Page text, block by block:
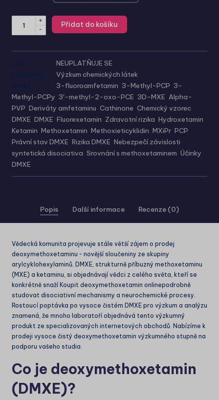
-
+
Přidat do košíku
SKU:
NEUPLATŇUJE SE
Kategorie:
Výzkum chemických látek
Štítky:
3-fluoroamfetamin 3-Methyl-PCP 3-
Methyl-PCPy 3′-methyl-2-oxo-PCE 3D-MXE Alpha-
PVP Deriváty amfetaminu Cathinone Chemický vzorec
DMXE DMXE Fluorexetamin Zdravotní rizika Hydroxetamin
Ketamin Methoxetamin Methoxieticyklidin MXiPr PCP
Právní stav DMXE Rizika DMXE Nebezpečí závislosti
syntetická disociativa Srovnání s methoxetaminem Účinky
DMXE
Popis Další informace Recenze (0)
Vědecká komunita projevuje stále větší zájem o prodej
deoxymethoxetaminu - novější sloučeniny ze skupiny
arylcyklohexylaminů. DMXE, strukturně příbuzný methoxetaminu
(MXE) a ketaminu, si objednávají vědci z celého světa, kteří se
konkrétně snaží Koupit deoxymethoxetamin onlinepodrobně
studovat disociativní mechanismy a neurochemické procesy.
Rostoucí poptávka po vysoce čistém DMXE pro výzkum a analýzu
znamená, že mnoho laboratoří objednává tento výzkumný
produkt ze specializovaných internetových obchodů. Nabízíme k
prodeji vysoce čistý deoxymethoxetamin výzkumného stupně na
podporu vašeho studia.
Co je deoxymethoxetamin
(DMXE)?